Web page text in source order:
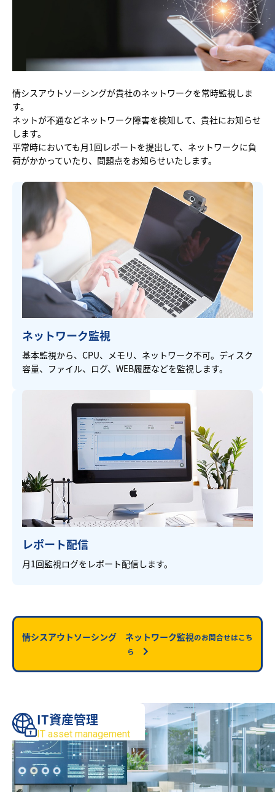
他社との違い
料金
導入の流れ
情シスアウトソーシングが貴社のネットワークを常時監視しま
す。
ネットが不通などネットワーク障害を検知して、貴社にお知らせ
します。
平常時においても月1回レポートを提出して、ネットワークに負
荷がかかっていたり、問題点をお知らせいたします。
ネットワーク監視
基本監視から、CPU、メモリ、ネットワーク不可。ディスク
容量、ファイル、ログ、WEB履歴などを監視します。
レポート配信
月1回監視ログをレポート配信します。
情シスアウトソーシング ネットワーク監視のお問合せはこち
ら
IT資産管理
IT asset management